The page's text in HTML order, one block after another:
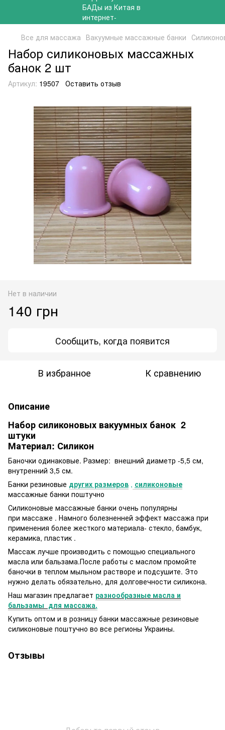
Все для массажа Вакуумные массажные банки
Набор силиконовых массажных
банок 2 шт
Артикул: 19507 Оставить отзыв
Нет в наличии
140 грн
Сообщить, когда появится
В избранное К сравнению
Описание
Набор силиконовых вакуумных банок 2
штуки
Материал: Силикон
Баночки одинаковые. Размер: внешний диаметр -5,5 см,
внутренний 3,5 см.
Банки резиновые других размеров , силиконовые
массажные банки поштучно
Силиконовые массажные банки очень популярны
при массаже . Намного болезненней эффект массажа при
применения более жесткого материала- стекло, бамбук,
керамика, пластик .
Массаж лучше производить с помощью специального
масла или бальзама.После работы с маслом промойте
баночки в теплом мыльном растворе и подсушите. Это
нужно делать обязательно, для долговечности силикона.
Наш магазин предлагает разнообразные масла и
бальзамы для массажа.
Купить оптом и в розницу банки массажные резиновые
силиконовые поштучно во все регионы Украины.
Отзывы